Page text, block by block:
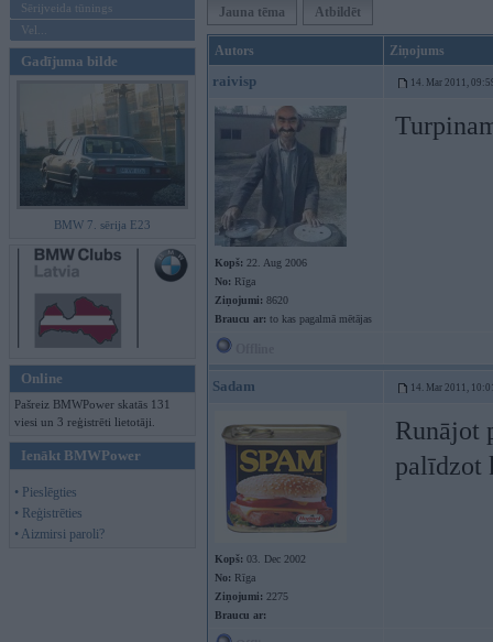
Sērijveida tūnings
Vel...
Gadījuma bilde
BMW 7. sērija E23
Online
Pašreiz BMWPower skatās 131
viesi un 3 reģistrēti lietotāji.
Ienākt BMWPower
• Pieslēgties
• Reģistrēties
• Aizmirsi paroli?
Jauna tēma Atbildēt
Autors Ziņojums
raivisp 14. Mar 2011,
Kopš: 22. Aug 2006
No: Rīga
Ziņojumi: 8620
Braucu ar: to kas pagalmā mētājas
Sadam 14. Mar 2011,
Kopš: 03. Dec 2002
No: Rīga
Ziņojumi: 2275
Braucu ar:
Runājot
palīdzot